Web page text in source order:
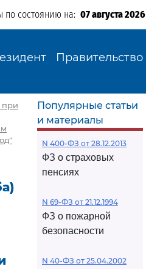
по состоянию на: 07 августа 2026
Правительство
при
Популярные статьи
и материалы
N 400-ФЗ от 28.12.2013
ФЗ о страховых
пенсиях
N 69-ФЗ от 21.12.1994
ФЗ о пожарной
безопасности
N 40-ФЗ от 25.04.2002